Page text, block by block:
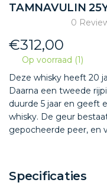
TAMNAVULIN
0
€312,00
Op voorraad (1)
Deze whisky heeft 20
Daarna een tweede
duurde 5 jaar en geeft
whisky. De geur
gepocheerde peer, en
Specificaties